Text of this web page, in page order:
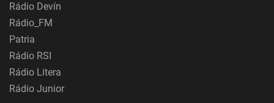
Rádio Devín
Rádio_FM
Patria
Rádio RSI
Rádio Litera
Rádio Junior